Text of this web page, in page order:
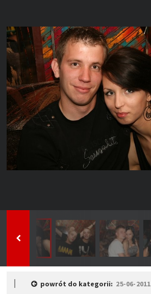
powrót do kategorii: 25-06-2011